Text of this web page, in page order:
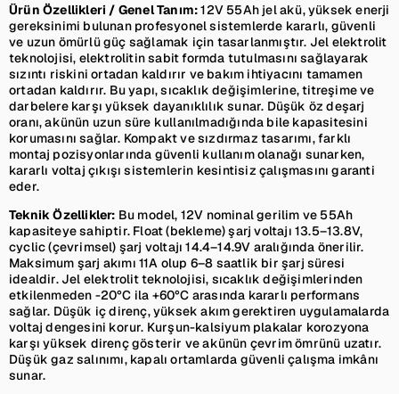
Ürün Özellikleri / Genel Tanım:12V 55Ah jel akü, yüksek enerji
gereksinimi bulunan profesyonel sistemlerde kararlı, güvenli
ve uzun ömürlü güç sağlamak için tasarlanmıştır. Jel elektrolit
teknolojisi, elektrolitin sabit formda tutulmasını sağlayarak
sızıntı riskini ortadan kaldırır ve bakım ihtiyacını tamamen
ortadan kaldırır. Bu yapı, sıcaklık değişimlerine, titreşime ve
darbelere karşı yüksek dayanıklılık sunar. Düşük öz deşarj
oranı, akünün uzun süre kullanılmadığında bile kapasitesini
korumasını sağlar. Kompakt ve sızdırmaz tasarımı, farklı
montaj pozisyonlarında güvenli kullanım olanağı sunarken,
kararlı voltaj çıkışı sistemlerin kesintisiz çalışmasını garanti
eder.
Teknik Özellikler: Bu model, 12V nominal gerilim ve 55Ah
kapasiteye sahiptir. Float (bekleme) şarj voltajı 13.5–13.8V,
cyclic (çevrimsel) şarj voltajı 14.4–14.9V aralığında önerilir.
Maksimum şarj akımı 11A olup 6–8 saatlik bir şarj süresi
idealdir. Jel elektrolit teknolojisi, sıcaklık değişimlerinden
etkilenmeden -20°C ila +60°C arasında kararlı performans
sağlar. Düşük iç direnç, yüksek akım gerektiren uygulamalarda
voltaj dengesini korur. Kurşun-kalsiyum plakalar korozyona
karşı yüksek direnç gösterir ve akünün çevrim ömrünü uzatır.
Düşük gaz salınımı, kapalı ortamlarda güvenli çalışma imkânı
sunar.